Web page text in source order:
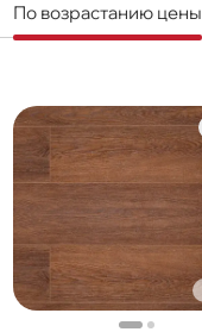
По возрастанию цены